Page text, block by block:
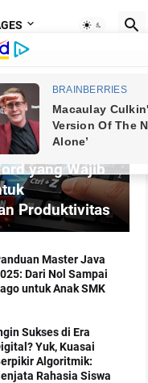
Keyboard
yang Wajib
Produktivitas
Master Java
Dari Nol Sampai
untuk Anak SMK
Sukses di Era
Yuk, Kuasai
Algoritmik:
Rahasia Siswa